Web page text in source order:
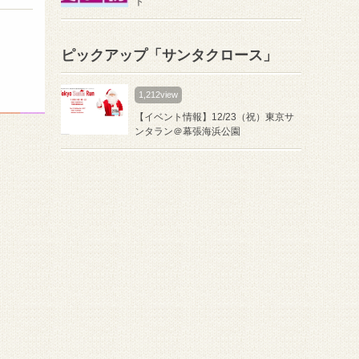
ピックアップ「サンタクロース」
1,212view
【イベント情報】12/23（祝）東京サ
ンタラン＠幕張海浜公園